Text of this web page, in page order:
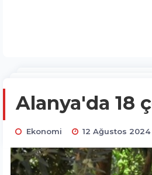
Alanya'da 18
Ekonomi 12 Ağustos